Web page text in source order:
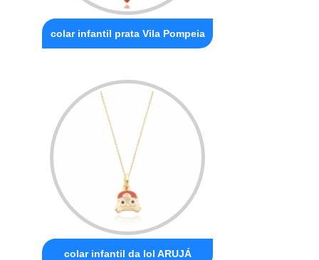
colar infantil prata Vila Pompeia
colar infantil da lol ARUJÁ